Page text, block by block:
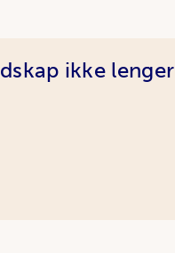
ikke lenger